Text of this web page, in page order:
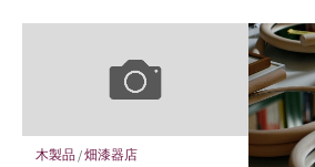
木製品/畑漆器店